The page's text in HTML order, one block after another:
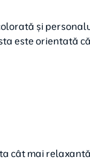
și
este orientată
cât mai